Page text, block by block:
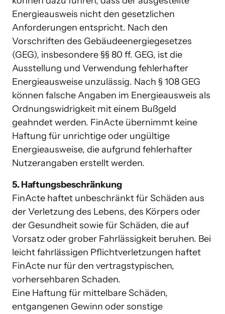
Energieausweis nicht den gesetzlichen
Anforderungen entspricht. Nach den
Vorschriften des Gebäudeenergiegesetzes
(GEG), insbesondere §§ 80 ff. GEG, ist die
Ausstellung und Verwendung fehlerhafter
Energieausweise unzulässig. Nach § 108 GEG
können falsche Angaben im Energieausweis als
Ordnungswidrigkeit mit einem Bußgeld
geahndet werden. FinActe übernimmt keine
Haftung für unrichtige oder ungültige
Energieausweise, die aufgrund fehlerhafter
Nutzerangaben erstellt werden.
5. Haftungsbeschränkung
FinActe haftet unbeschränkt für Schäden aus
der Verletzung des Lebens, des Körpers oder
der Gesundheit sowie für Schäden, die auf
Vorsatz oder grober Fahrlässigkeit beruhen. Bei
leicht fahrlässigen Pflichtverletzungen haftet
FinActe nur für den vertragstypischen,
vorhersehbaren Schaden.
Eine Haftung für mittelbare Schäden,
entgangenen Gewinn oder sonstige